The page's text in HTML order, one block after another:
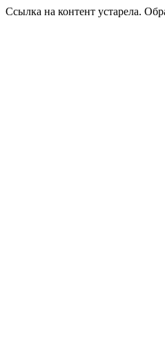
Ссылка на контент устарела.